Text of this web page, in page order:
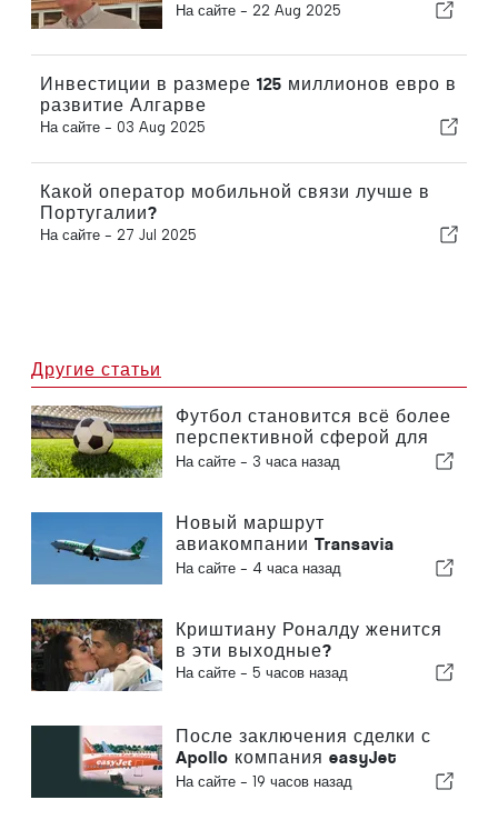
На сайте - 22 Aug 2025
Инвестиции в размере 125 миллионов евро в
развитие Алгарве
На сайте - 03 Aug 2025
Какой оператор мобильной связи лучше в
Португалии?
На сайте - 27 Jul 2025
Другие статьи
Футбол становится всё более
перспективной сферой для
инвестиций по всей Европе
На сайте - 3 часа назад
Новый маршрут
авиакомпании Transavia
между Португалией и
На сайте - 4 часа назад
Криштиану Роналду женится
в эти выходные?
На сайте - 5 часов назад
После заключения сделки с
Apollo компания easyJet
приближается к Sun
На сайте - 19 часов назад